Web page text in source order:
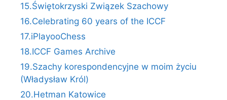
15.Świętokrzyski Związek Szachowy
16.Celebrating 60 years of the ICCF
17.iPlayooChess
18.ICCF Games Archive
19.Szachy korespondencyjne w moim życiu
(Władysław Król)
20.Hetman Katowice